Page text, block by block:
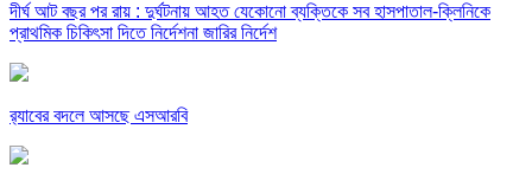
দীর্ঘ আট বছর পর রায় : দুর্ঘটনায় আহত যেকোনো ব্যক্তিকে সব হাসপাতাল-ক্লিনিকে
প্রাথমিক চিকিৎসা দিতে নির্দেশনা জারির নির্দেশ
র‍্যাবের বদলে আসছে এসআরবি